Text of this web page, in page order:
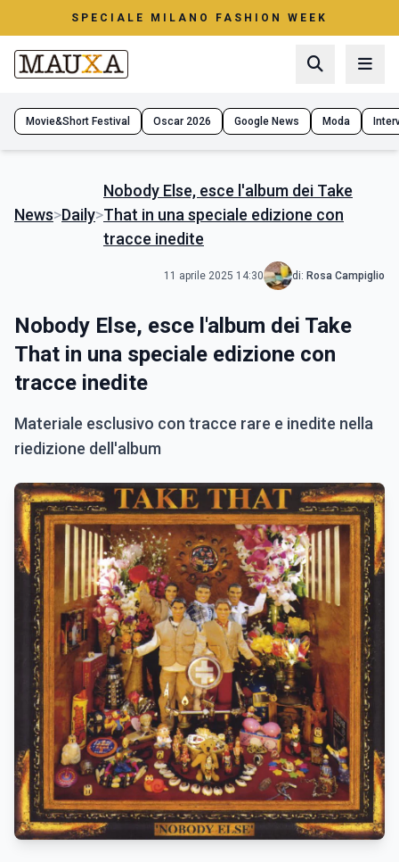
SPECIALE MILANO FASHION WEEK
Movie&Short Festival Oscar 2026 Google News Moda
News>Daily>
Nobody Else, esce l'album dei Take
That in una speciale edizione con
tracce inedite
11 aprile 2025 14:30 di: Rosa Campiglio
Nobody Else, esce l'album dei Take
That in una speciale edizione con
tracce inedite
Materiale esclusivo con tracce rare e inedite nella
riedizione dell'album